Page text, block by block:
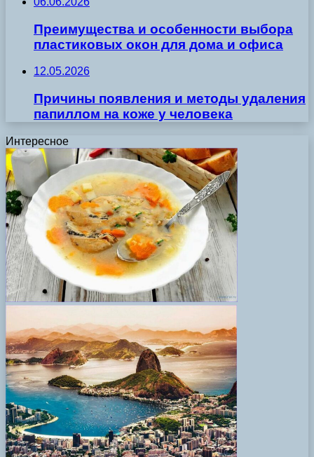
Преимущества и особенности выбора
пластиковых окон для дома и офиса
12.05.2026
Причины появления и методы удаления
папиллом на коже у человека
Интересное